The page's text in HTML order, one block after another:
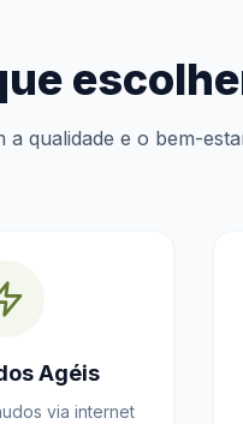
a qualidade e o bem-
Agéis
via internet